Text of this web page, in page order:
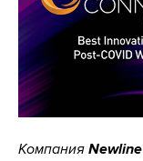
Компания Newline